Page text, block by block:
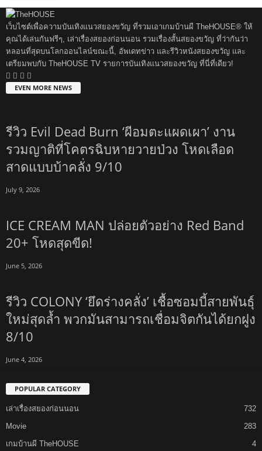
เว็บไซต์เพื่อความบันเทิงแนวสยองขวัญ ที่รวมเอาเกมบ้านผี TheHOUSE® ให้
คุณได้เล่นกันฟรีๆ, เล่าเรื่องสยองก่อนนอน รวมเรื่องสั้นสยองขวัญ ที่ว่ากันว่า
หลอนที่สุดบนโลกออนไลน์ขณะนี้, อัพเดทข่าว และรีวิวหนังสยองขวัญ และ
เตรียมพบกับ TheHOUSE TV รายการบันเทิงแนวสยองขวัญ ที่นี่ที่เดียว!
EVEN MORE NEWS
รีวิว Evil Dead Burn ‘ผีอมตะแผดเผา’ งาน
รวมญาติที่โคตรฉิบหายวายป่วง โหดเลือด
สาดแบบบ้าคลั่ง 9/10
July 9, 2026
ICE CREAM MAN ปล่อยตัวอย่าง Red Band
20+ โหดสุดขีด!
June 5, 2026
รีวิว COLONY ‘ยึดร่างคลั่ง’ เชื้อซอมบี้สายพันธุ์
ใหม่สุดล้ำ พวกมันสามารถเชื่อมจิตกันได้ยกฝูง
8/10
June 4, 2026
POPULAR CATEGORY
เล่าเรื่องสยองก่อนนอน
732
Movie
283
เกมบ้านผี TheHOUSE
4